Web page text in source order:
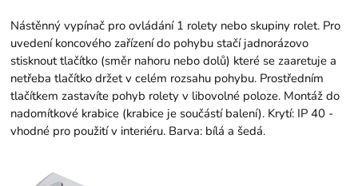
Nástěnný vypínač pro ovládání 1 rolety nebo skupiny rolet. Pro
uvedení koncového zařízení do pohybu stačí jadnorázovo
stisknout tlačítko (směr nahoru nebo dolů) které se zaaretuje a
netřeba tlačítko držet v celém rozsahu pohybu. Prostředním
tlačítkem zastavíte pohyb rolety v libovolné poloze. Montáž do
nadomítkové krabice (krabice je součástí balení). Krytí: IP 40 -
vhodné pro použití v interiéru. Barva: bílá a šedá.